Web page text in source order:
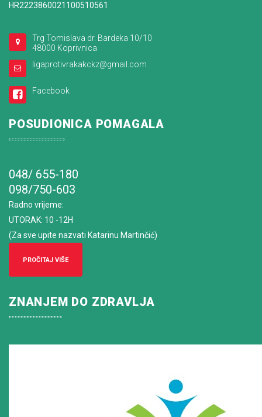
HR2223860021100510561
Trg Tomislava dr. Bardeka 10/10
48000 Koprivnica
ligaprotivrakakckz@gmail.com
Facebook
POSUDIONICA POMAGALA
048/ 655-180
098/750-603
Radno vrijeme:
UTORAK: 10 -12H
(Za sve upite nazvati Katarinu Martinčić)
PROČITAJ VIŠE
ZNANJEM DO ZDRAVLJA